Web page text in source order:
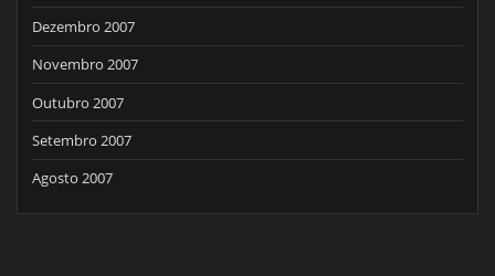
Dezembro 2007
Novembro 2007
Outubro 2007
Setembro 2007
Agosto 2007